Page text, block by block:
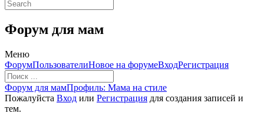
Форум для мам
Меню
Навигация
Форума
ФорумПользователиНовое на форумеВходРегистрация
Форум
breadcrumbs
-
Форум для мамПрофиль: Мама на стиле
Пожалуйста Вход или Регистрация для создания записей и
тем.